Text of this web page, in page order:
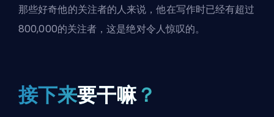
那些好奇他的关注者的人来说，他在写作时已经有超过
800,000的关注者，这是绝对令人惊叹的。
接下来要干嘛？